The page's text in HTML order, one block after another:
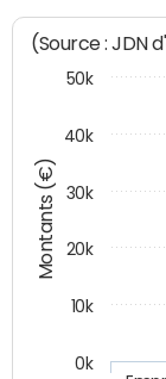
Montants (€)
(Source : JDN
0k
10k
20k
30k
40k
50k